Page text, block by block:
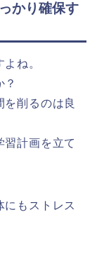
かり確保す
ね。
削るのは良
習計画を立て
もストレス